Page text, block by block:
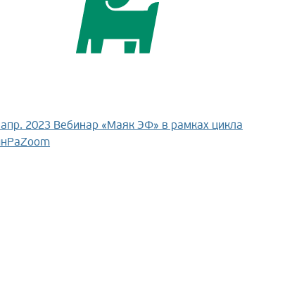
2023 Вебинар «Маяк ЭФ» в рамках цикла